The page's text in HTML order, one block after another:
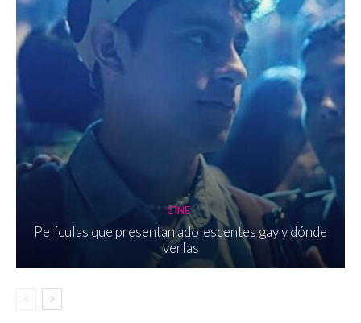
CINE
Películas que presentan adolescentes gay y dónde
verlas